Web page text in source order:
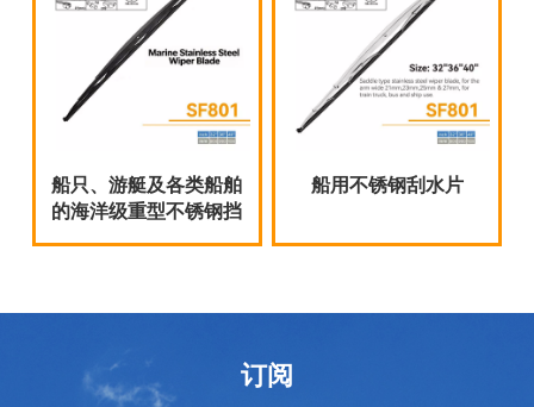
船只、游艇及各类船舶
的海洋级重型不锈钢挡
船用不锈钢刮水片
订阅